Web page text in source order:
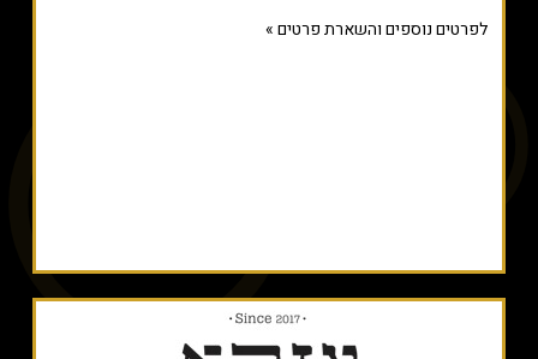
לפרטים נוספים והשארת פרטים »